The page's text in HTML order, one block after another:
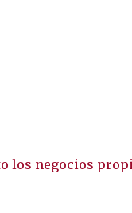
los negocios